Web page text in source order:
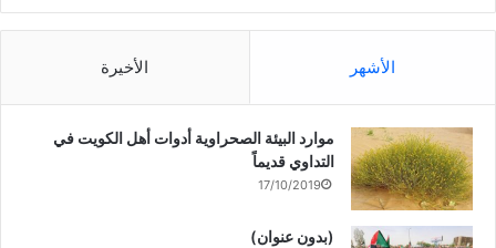
الأشهر الأخيرة
موارد البيئة الصحراوية أدوات أهل الكويت في
التداوي قديماً
17/10/2019
(بدون عنوان)